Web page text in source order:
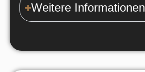
Weitere Informationen